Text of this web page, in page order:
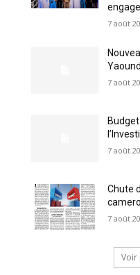
7 août
7 août
7 août
Chute
7 août
Voir